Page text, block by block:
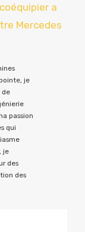
a
Mercedes
je
de
passion
qui
je
des
des